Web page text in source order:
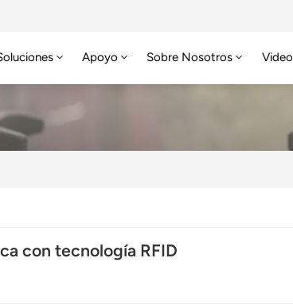
Apoyo Sobre Nosotros Video
con tecnología RFID